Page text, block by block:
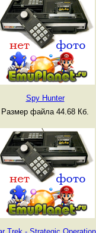
Spy Hunter
Размер файла 44.68 Кб.